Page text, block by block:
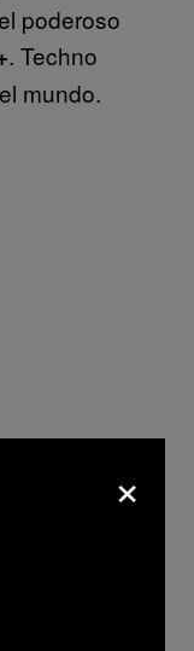
poderoso
. Techno
mundo.
×